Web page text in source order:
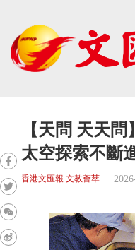
【天問 天天
太空探索不斷
香港文匯報 文教薈萃